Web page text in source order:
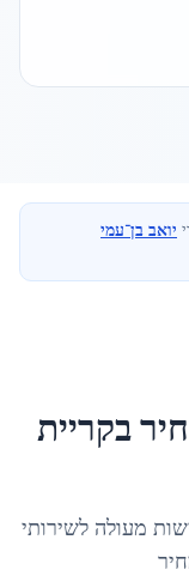
יואב בן־עמי
בקריית
מעולה לשירותי